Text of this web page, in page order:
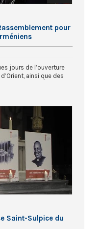
pour
jours de l’ouverture
d’Orient, ainsi que des
Saint-Sulpice du